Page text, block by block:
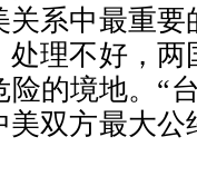
关系中最重
处理不好，
险的境地。“
美双方最大